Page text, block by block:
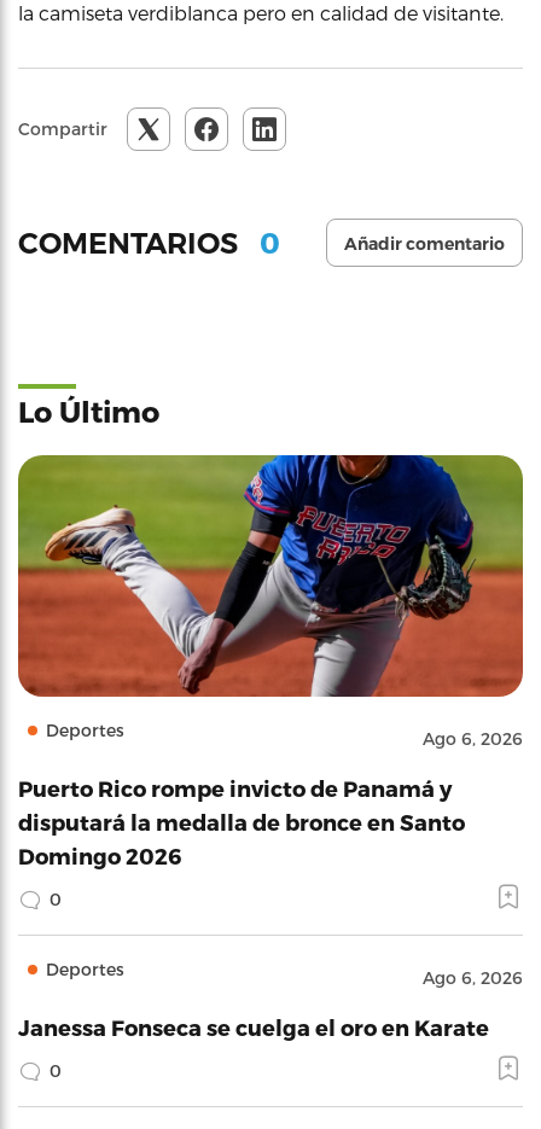
la camiseta verdiblanca pero en calidad de visitante.
Compartir
COMENTARIOS 0 Añadir comentario
Lo Último
Deportes Ago 6, 2026
Puerto Rico rompe invicto de Panamá y
disputará la medalla de bronce en Santo
Domingo 2026
0
Deportes Ago 6, 2026
Janessa Fonseca se cuelga el oro en Karate
0